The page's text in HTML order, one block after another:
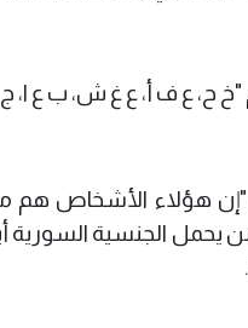
ح، ع ف أ، ع غ ش، ب ع ا، ج
"إن هؤلاء الأشخاص هم
الجنسية السورية